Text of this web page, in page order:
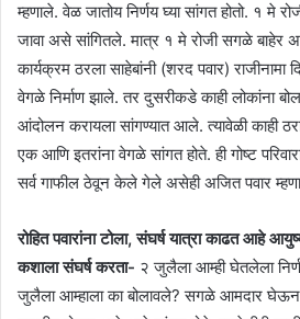
म्हणाले. वेळ जातोय निर्णय घ्या सांगत होतो. १ मे
जावा असे सांगितले. मात्र १ मे रोजी सगळे बाहेर
कार्यक्रम ठरला साहेबांनी (शरद पवार) राजीनामा
वेगळे निर्माण झाले. तर दुसरीकडे काही लोकांना
आंदोलन करायला सांगण्यात आले. त्यावेळी काही
एक आणि इतरांना वेगळे सांगत होते. ही गोष्ट
सर्व गाफील ठेवून केले गेले असेही अजित पवार
रोहित पवारांना टोला, संघर्ष यात्रा काढत आहे
कशाला संघर्ष करता- २ जुलैला आम्ही घेतलेला
जुलैला आम्हाला का बोलावले? सगळे आमदार घेऊन